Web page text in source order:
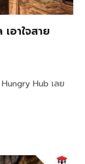
อาใจสาย
Hub เลย